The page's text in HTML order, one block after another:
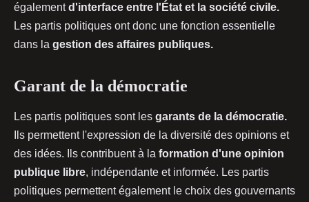
égalementd'interface entre l'État et la société civile.
Les partis politiques ont donc une fonction essentielle
dans la gestion des affaires publiques.
Garant de la démocratie
Les partis politiques sont les garants de la démocratie.
Ils permettent l'expression de la diversité des opinions et
des idées. Ils contribuent à la formation d'une opinion
publique libre, indépendante et informée. Les partis
politiques permettent également le choix des gouvernants